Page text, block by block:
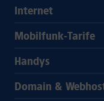
Internet
Mobilfunk-Tarife
Handys
Domain &